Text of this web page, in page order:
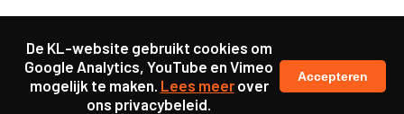
De KL-website gebruikt cookies om
Google Analytics, YouTube en Vimeo
mogelijk te maken. Lees meerover
ons privacybeleid.
Accepteren